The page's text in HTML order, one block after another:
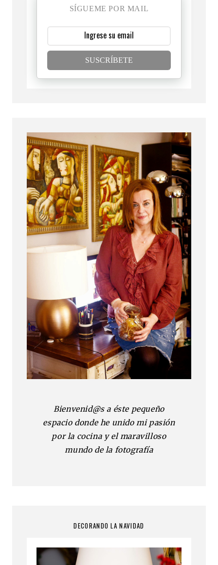
SÍGUEME POR MAIL
SUSCRÍBETE
Bienvenid@s a éste pequeño
espacio donde he unido mi pasión
por la cocina y el maravilloso
mundo de la fotografía
DECORANDO LA NAVIDAD